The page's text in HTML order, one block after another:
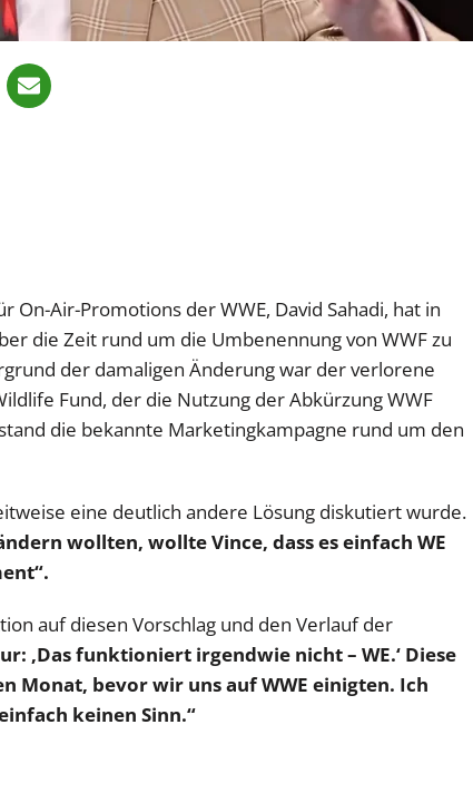
Air-Promotions der WWE, David Sahadi, hat in
die Zeit rund um die Umbenennung von WWF zu
der damaligen Änderung war der verlorene
Fund, der die Nutzung der Abkürzung WWF
die bekannte Marketingkampagne rund um den
eine deutlich andere Lösung diskutiert wurde.
wollten, wollte Vince, dass es einfach WE
auf diesen Vorschlag und den Verlauf der
‚Das funktioniert irgendwie nicht – WE.‘ Diese
Monat, bevor wir uns auf WWE einigten. Ich
keinen Sinn.“